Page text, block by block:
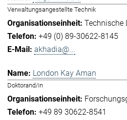
Verwaltungsangestellte Technik
Technische
+49 (0) 89-30622-8145
akhadia@...
London Kay Aman
Doktorand/in
+49 89 30622-8541